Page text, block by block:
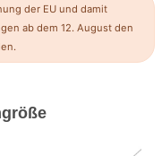
der EU und damit
ab dem 12. August den